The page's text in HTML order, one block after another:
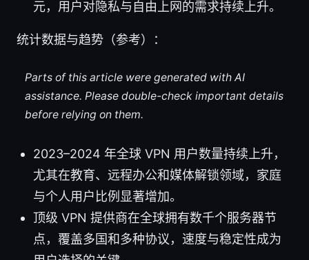
元，用户对隐私与自由上网的需求持续上升。
统计数据与趋势（参考）：
Parts of this article were generated with AI
assistance. Please double-check important details
before relying on them.
2023–2024 年全球 VPN 用户数量持续上升，
尤其在教育、远程办公和媒体解锁领域，家庭
与个人用户比例显著增加。
顶级 VPN 提供商在全球拥有数千个服务器节
点，覆盖多国和多种协议，速度与稳定性成为